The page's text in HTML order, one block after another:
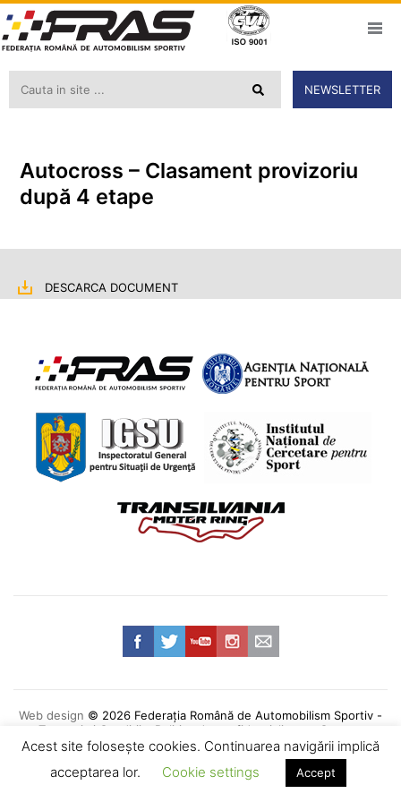
NEWSLETTER
Autocross – Clasament provizoriu
după 4 etape
DESCARCA DOCUMENT
Web design © 2026 Federația Română de Automobilism Sportiv -
Termeni și Condiții• Politica de confidențialitate Contact
Acest site foloseşte cookies. Continuarea navigării implică
acceptarea lor.
Cookie settings Accept